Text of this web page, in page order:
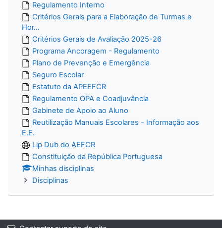
Regulamento Interno
Critérios Gerais para a Elaboração de Turmas e
Hor...
Critérios Gerais de Avaliação 2025-26
Programa Ancoragem - Regulamento
Plano de Prevenção e Emergência
Seguro Escolar
Estatuto da APEEFCR
Regulamento OPA e Coadjuvância
Gabinete de Apoio ao Aluno
Reutilização Manuais Escolares - Informação aos
E.E.
Lip Dub do AEFCR
Constituição da República Portuguesa
Minhas disciplinas
Disciplinas